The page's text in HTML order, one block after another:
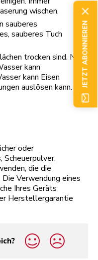
wischen.
sauberes
sauberes Tuch
trocken sind. Nicht
kann
kann Eisen
auslösen kann.
oder
die die
Verwendung eines
Ihres Geräts
Herstellergarantie
JETZT ABONNIEREN